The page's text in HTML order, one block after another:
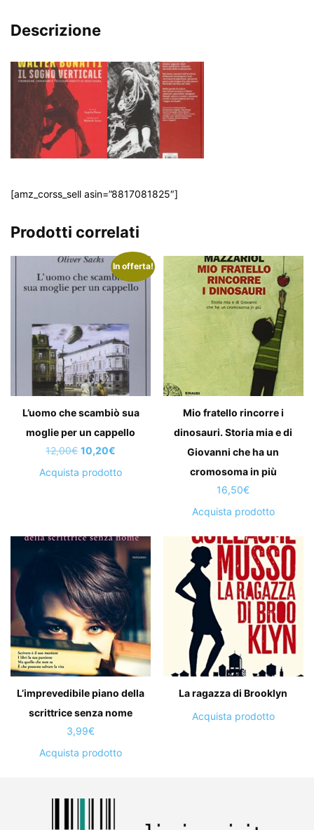
Descrizione
[amz_corss_sell asin=”8817081825″]
Prodotti correlati
In offerta!
L’uomo che scambiò sua
moglie per un cappello
12,00€ Il
prezzo
10,20€
Acquista prodotto
Mio fratello rincorre i
dinosauri. Storia mia e di
Giovanni che ha un
cromosoma in più
16,50€
Acquista prodotto
L’imprevedibile piano della
scrittrice senza nome
3,99€
Acquista prodotto
La ragazza di Brooklyn
Acquista prodotto